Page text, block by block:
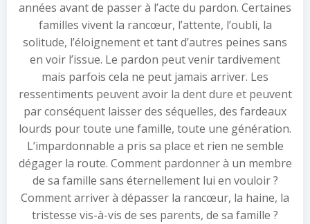
années avant de passer à l’acte du pardon. Certaines
familles vivent la rancœur, l’attente, l’oubli, la
solitude, l’éloignement et tant d’autres peines sans
en voir l’issue. Le pardon peut venir tardivement
mais parfois cela ne peut jamais arriver. Les
ressentiments peuvent avoir la dent dure et peuvent
par conséquent laisser des séquelles, des fardeaux
lourds pour toute une famille, toute une génération.
L’impardonnable a pris sa place et rien ne semble
dégager la route. Comment pardonner à un membre
de sa famille sans éternellement lui en vouloir ?
Comment arriver à dépasser la rancœur, la haine, la
tristesse vis-à-vis de ses parents, de sa famille ?